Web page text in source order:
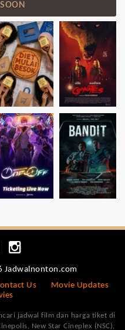
Us
Movie Updates
jadwal film dan harga tiket di
New Star Cineplex (NSC),